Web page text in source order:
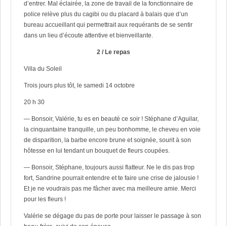
d’entrer. Mal éclairée, la zone de travail de la fonctionnaire de
police relève plus du cagibi ou du placard à balais que d’un
bureau accueillant qui permettrait aux requérants de se sentir
dans un lieu d’écoute attentive et bienveillante.
2 / Le repas
Villa du Soleil
Trois jours plus tôt, le samedi 14 octobre
20 h 30
— Bonsoir, Valérie, tu es en beauté ce soir ! Stéphane d’Aguilar,
la cinquantaine tranquille, un peu bonhomme, le cheveu en voie
de disparition, la barbe encore brune et soignée, sourit à son
hôtesse en lui tendant un bouquet de fleurs coupées.
— Bonsoir, Stéphane, toujours aussi flatteur. Ne le dis pas trop
fort, Sandrine pourrait entendre et te faire une crise de jalousie !
Et je ne voudrais pas me fâcher avec ma meilleure amie. Merci
pour les fleurs !
Valérie se dégage du pas de porte pour laisser le passage à son